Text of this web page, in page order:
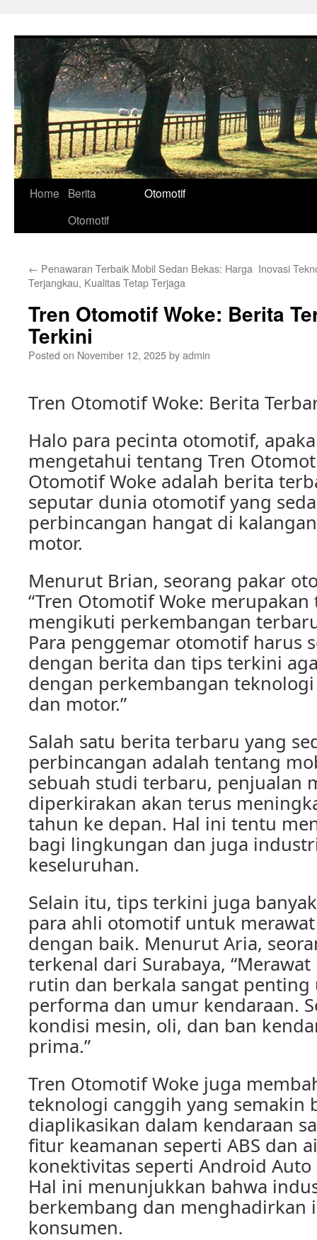
Home
Berita
Otomotif
Otomotif
← Penawaran Terbaik Mobil Sedan Bekas: Harga
Terjangkau, Kualitas Tetap Terjaga
Inovasi
Tren Otomotif Woke: Berita
Terkini
Posted on November 12, 2025byadmin
Tren Otomotif Woke: Berita
Halo para pecinta otomotif,
mengetahui tentang Tren
Otomotif Woke adalah berita
seputar dunia otomotif yang
perbincangan hangat di
motor.
Menurut Brian, seorang pakar
“Tren Otomotif Woke
mengikuti perkembangan
Para penggemar otomotif harus
dengan berita dan tips terkini
dengan perkembangan
dan motor.”
Salah satu berita terbaru yang
perbincangan adalah tentang
sebuah studi terbaru, penjualan
diperkirakan akan terus
tahun ke depan. Hal ini tentu
bagi lingkungan dan juga
keseluruhan.
Selain itu, tips terkini juga
para ahli otomotif untuk
dengan baik. Menurut Aria,
terkenal dari Surabaya,
rutin dan berkala sangat
performa dan umur kendaraan.
kondisi mesin, oli, dan ban
prima.”
Tren Otomotif Woke juga
teknologi canggih yang semakin
diaplikasikan dalam kendaraan
fitur keamanan seperti ABS dan
konektivitas seperti Android Auto
Hal ini menunjukkan bahwa
berkembang dan menghadirkan
konsumen.